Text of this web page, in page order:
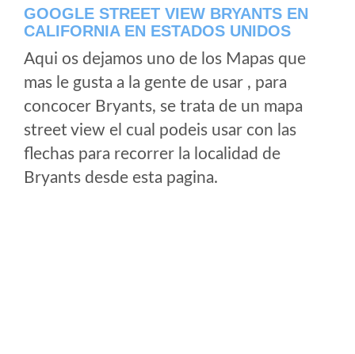
GOOGLE STREET VIEW BRYANTS EN
CALIFORNIA EN ESTADOS UNIDOS
Aqui os dejamos uno de los Mapas que
mas le gusta a la gente de usar , para
concocer Bryants, se trata de un mapa
street view el cual podeis usar con las
flechas para recorrer la localidad de
Bryants desde esta pagina.